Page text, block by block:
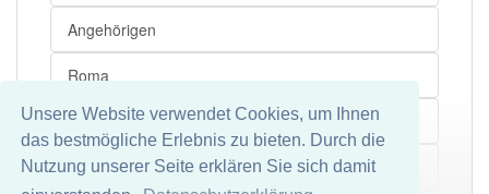
Unsere Website verwendet Cookies, um Ihnen
das bestmögliche Erlebnis zu bieten. Durch die
Nutzung unserer Seite erklären Sie sich damit
Einrichtung
Scheibe
Wahl
Ebene
Zeichen
Verfahren
Glas
Holz
Angehörigen
Roma
Alpen
Finanzen Mehr